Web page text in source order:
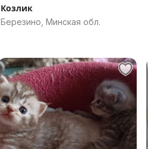
Козлик
Березино, Минская обл.